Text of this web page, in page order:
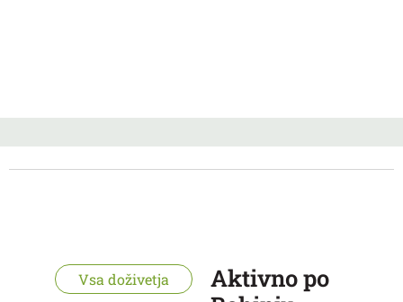
Aktivno po
Vsa doživetja